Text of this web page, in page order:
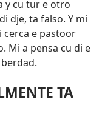
y cu tur e otro
dje, ta falso. Y mi
cerca e pastoor
Mi a pensa cu di e
TA